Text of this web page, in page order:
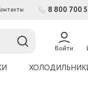
8 800 700
Войти